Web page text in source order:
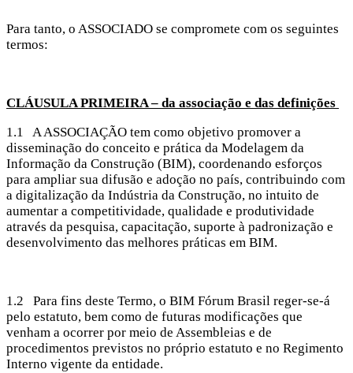
Para tanto, o ASSOCIADO se compromete com os seguintes
termos:
CLÁUSULA PRIMEIRA – da associação e das definições
1.1 A ASSOCIAÇÃO tem como objetivo promover a
disseminação do conceito e prática da Modelagem da
Informação da Construção (BIM), coordenando esforços
para ampliar sua difusão e adoção no país, contribuindo com
a digitalização da Indústria da Construção, no intuito de
aumentar a competitividade, qualidade e produtividade
através da pesquisa, capacitação, suporte à padronização e
desenvolvimento das melhores práticas em BIM.
1.2 Para fins deste Termo, o BIM Fórum Brasil reger-se-á
pelo estatuto, bem como de futuras modificações que
venham a ocorrer por meio de Assembleias e de
procedimentos previstos no próprio estatuto e no Regimento
Interno vigente da entidade.